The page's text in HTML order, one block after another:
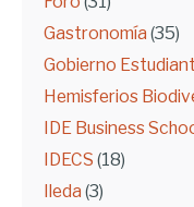
Gastronomía (35)
Gobierno
Hemisferios
IDE Business
IDECS (18)
Ileda (3)